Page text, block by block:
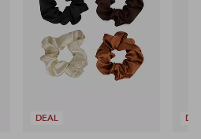
DEAL